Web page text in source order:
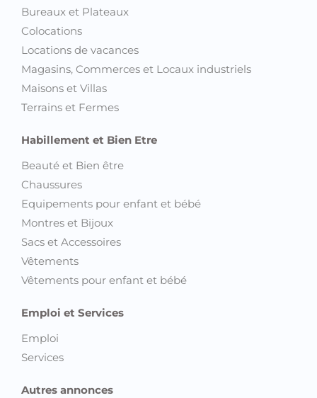
Bureaux et Plateaux
Colocations
Locations de vacances
Magasins, Commerces et Locaux industriels
Maisons et Villas
Terrains et Fermes
Habillement et Bien Etre
Beauté et Bien être
Chaussures
Equipements pour enfant et bébé
Montres et Bijoux
Sacs et Accessoires
Vêtements
Vêtements pour enfant et bébé
Emploi et Services
Emploi
Services
Autres annonces